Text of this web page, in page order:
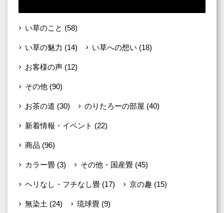
い草のこと (58)
い草の魅力 (14) い草への想い (18)
お客様の声 (12)
その他 (90)
お茶の道 (30) のりたろーの部屋 (40)
新着情報・イベント (22)
商品 (96)
カラー畳 (3) その他・国産畳 (45)
ヘリなし・フチなし畳 (17) 京の趣 (15)
無染土 (24) 琉球畳 (9)